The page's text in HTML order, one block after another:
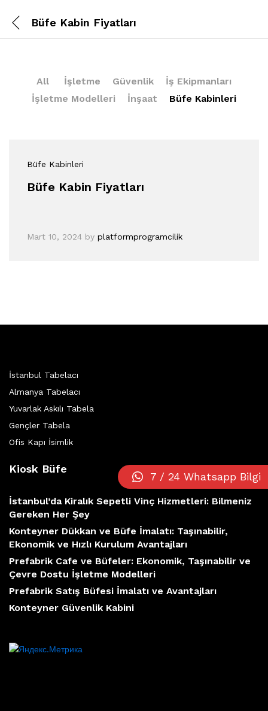
Büfe Kabin Fiyatları
All İşletme Güvenlik
İş Ekipmanları
İşletme Modelleri
İnşaat Büfe Kabinleri
Büfe Kabinleri
Büfe Kabin Fiyatları
Mart 10, 2024 by platformprogramcilik
İstanbul Tabelacı
Almanya Tabelacı
Yuvarlak Askılı Tabela
Gençler Tabela
Ofis Kapı İsimlik
Kiosk Büfe
İstanbul’da Kiralık Sepetli Vinç Hizmetleri: Bilmeniz
Gereken Her Şey
Konteyner Dükkan ve Büfe İmalatı: Taşınabilir,
Ekonomik ve Hızlı Kurulum Avantajları
Prefabrik Cafe ve Büfeler: Ekonomik, Taşınabilir ve
Çevre Dostu İşletme Modelleri
Prefabrik Satış Büfesi İmalatı ve Avantajları
Konteyner Güvenlik Kabini
7 / 24 Whatsapp Bilgi